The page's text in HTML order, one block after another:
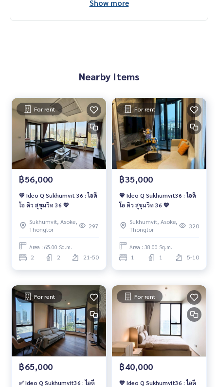
Mo for EN/TH
Show more
Nearby Items
For rent
฿56,000
💛 Ideo Q Sukhumvit 36 : ไอดี
โอ คิว สุขุมวิท 36 💛
Sukhumvit, Asoke,
Thonglor
297
Area : 65.00 Sq.m.
2 2 21-50
For rent
฿35,000
💙 Ideo Q Sukhumvit36 : ไอดี
โอ คิว สุขุมวิท 36 💙
Sukhumvit, Asoke,
Thonglor
320
Area : 38.00 Sq.m.
1 1 5-10
For rent
฿65,000
✅ Ideo Q Sukhumvit36 : ไอดี
For rent
฿40,000
💙 Ideo Q Sukhumvit36 : ไอดี